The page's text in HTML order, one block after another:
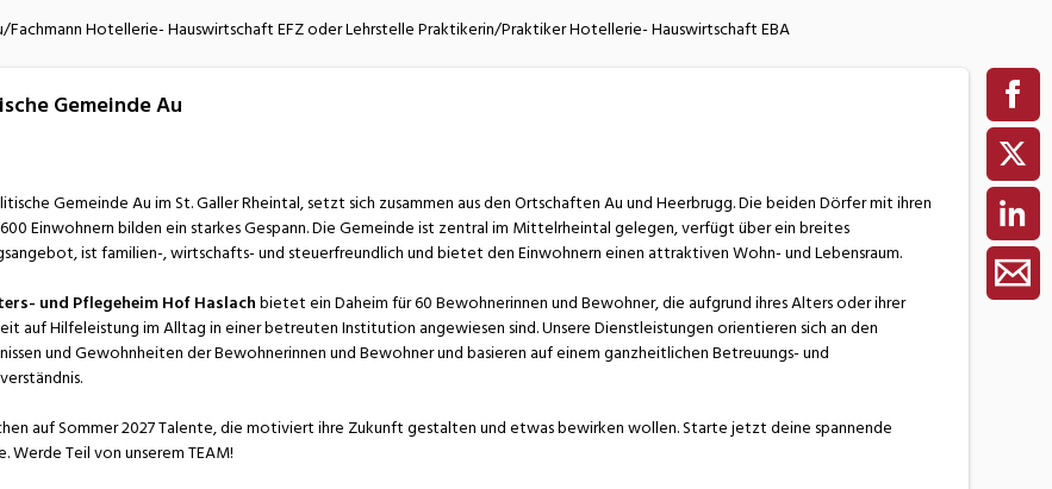
Fachmann Hotellerie- Hauswirtschaft EFZ oder Lehrstelle Praktikerin/Praktiker Hotellerie- Hauswirtschaft EBA
Gemeinde Au
Gemeinde Au im St. Galler Rheintal, setzt sich zusammen aus den Ortschaften Au und Heerbrugg. Die beiden Dörfer mit ihren
Einwohnern bilden ein starkes Gespann. Die Gemeinde ist zentral im Mittelrheintal gelegen, verfügt über ein breites
ist familien-, wirtschafts- und steuerfreundlich und bietet den Einwohnern einen attraktiven Wohn- und Lebensraum.
und Pflegeheim Hof Haslachbietet ein Daheim für 60 Bewohnerinnen und Bewohner, die aufgrund ihres Alters oder ihrer
auf Hilfeleistung im Alltag in einer betreuten Institution angewiesen sind. Unsere Dienstleistungen orientieren sich an den
und Gewohnheiten der Bewohnerinnen und Bewohner und basieren auf einem ganzheitlichen Betreuungs- und
auf Sommer 2027 Talente, die motiviert ihre Zukunft gestalten und etwas bewirken wollen. Starte jetzt deine spannende
Werde Teil von unserem TEAM!